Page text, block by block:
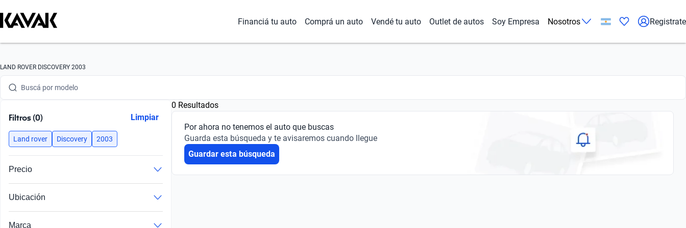
Financiá tu auto Comprá un auto Vendé tu auto Outlet de autos Soy Empresa Nosotros Registrate
LAND ROVER DISCOVERY 2003
Buscá por marca
Buscá por modelo
Buscá por año
Buscá por marca
Buscá por versión
Buscá por año
Filtros (0) Limpiar
Land rover Discovery 2003
Precio
Ubicación
Marca
0 Resultados
Por ahora no tenemos el auto que buscas
Guarda esta búsqueda y te avisaremos cuando llegue
Guardar esta búsqueda